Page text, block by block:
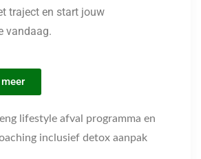
traject en start jouw
vandaag.